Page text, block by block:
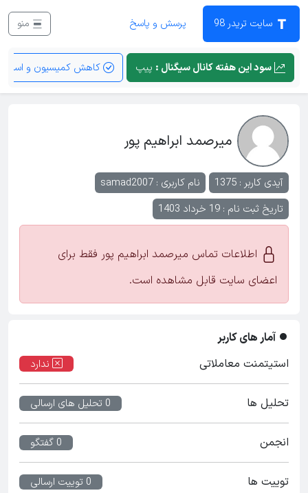
سایت تریدر 98 پرسش و پاسخ
سود این هفته کانال سیگنال : پیپ کاهش کمیسیون و اسپرد
میرصمد ابراهیم پور
آیدی کاربر : 1375 نام کاربری : samad2007
تاریخ ثبت نام : 19 خرداد 1403
اطلاعات تماس میرصمد ابراهیم پور فقط برای
اعضای سایت قابل مشاهده است.
آمار های کاربر
استیتمنت معاملاتی
ندارد
تحلیل ها 0 تحلیل های ارسالی
انجمن 0 گفتگو
توییت ها 0 توییت ارسالی